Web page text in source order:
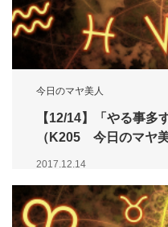
今日のマヤ美人
【12/14】「やる事多
（K205 今日のマヤ美
2017.12.14